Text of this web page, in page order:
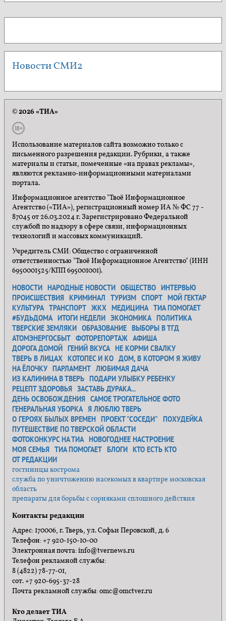
Новости СМИ2
© 2026 «ТИА»
Использование материалов сайта возможно только с
письменного разрешения редакции. Рубрики, а также
материалы и статьи, помеченные «на правах рекламы»,
являются рекламно-информационными материалами
портала.
Информационное агентство "Твоё Информационное
Агентство («ТИА»), регистрационный номер ИА № ФС 77 -
87045 от 26.03.2024 г. Зарегистрировано Федеральной
службой по надзору в сфере связи, информационных
технологий и массовых коммуникаций.
Учредитель СМИ: Общество с ограниченной
ответственностью "Твоё Информационное Агентство" (ИНН
6950001525/КПП 695001001).
НОВОСТИ НАРОДНЫЕ НОВОСТИ ОБЩЕСТВО ИНТЕРВЬЮ
ПРОИСШЕСТВИЯ КРИМИНАЛ ТУРИЗМ СПОРТ МОЙ ГЕКТАР
КУЛЬТУРА ТРАНСПОРТ ЖКХ МЕДИЦИНА ТИА ПОМОГАЕТ
#БУДЬДОМА ИТОГИ НЕДЕЛИ ЭКОНОМИКА ПОЛИТИКА
ТВЕРСКИЕ ЗЕМЛЯКИ ОБРАЗОВАНИЕ ВЫБОРЫ В ТГД
АТОМЭНЕРГОСБЫТ ФОТОРЕПОРТАЖ АФИША
ДОРОГА ДОМОЙ ГЕНИЙ ВКУСА НЕ КОРМИ СВАЛКУ
ТВЕРЬ В ЛИЦАХ КОТОПЕС И КО ДОМ, В КОТОРОМ Я ЖИВУ
НА ЁЛОЧКУ ПАРЛАМЕНТ ЛЮБИМАЯ ДАЧА
ИЗ КАЛИНИНА В ТВЕРЬ ПОДАРИ УЛЫБКУ РЕБЕНКУ
РЕЦЕПТ ЗДОРОВЬЯ ЗАСТАВЬ ДУРАКА...
ДЕНЬ ОСВОБОЖДЕНИЯ САМОЕ ТРОГАТЕЛЬНОЕ ФОТО
ГЕНЕРАЛЬНАЯ УБОРКА Я ЛЮБЛЮ ТВЕРЬ
О ГЕРОЯХ БЫЛЫХ ВРЕМЕН ПРОЕКТ "СОСЕДИ"
ПОХУДЕЙКА
ПУТЕШЕСТВИЕ ПО ТВЕРСКОЙ ОБЛАСТИ
ФОТОКОНКУРС НА ТИА НОВОГОДНЕЕ НАСТРОЕНИЕ
МОЯ СЕМЬЯ ТИА ПОМОГАЕТ БЛОГИ КТО ЕСТЬ КТО
ОТ РЕДАКЦИИ
гостиницы кострома
служба по уничтожению насекомых в квартире московская
область
препараты для борьбы с сорняками сплошного действия
Контакты редакции
Адрес: 170006, г. Тверь, ул. Софьи Перовской, д. 6
Телефон: +7 920-150-10-00
Электронная почта: info@tvernews.ru
Телефон рекламной службы:
8 (4822) 78-77-01,
сот. +7 920-695-37-28
Почта рекламной службы: omc@omctver.ru
Кто делает ТИА